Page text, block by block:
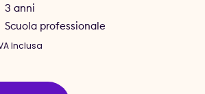
3 anni
Scuola professionale
Inclusa